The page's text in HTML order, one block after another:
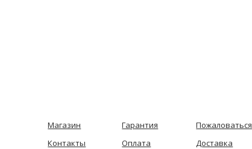
Магазин Гарантия
Пожаловаться
Контакты
Оплата Доставка